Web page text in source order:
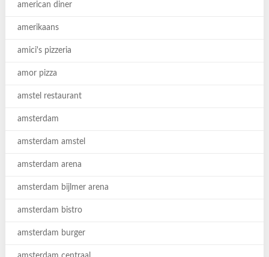
american diner
amerikaans
amici's pizzeria
amor pizza
amstel restaurant
amsterdam
amsterdam amstel
amsterdam arena
amsterdam bijlmer arena
amsterdam bistro
amsterdam burger